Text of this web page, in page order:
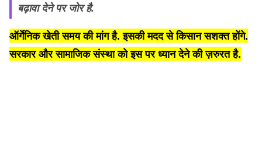
बढ़ावा देने पर जोर है.
ऑर्गेनिक खेती समय की मांग है. इसकी मदद से किसान सशक्त होंगे.
सरकार और सामाजिक संस्था को इस पर ध्यान देने की ज़रुरत है.